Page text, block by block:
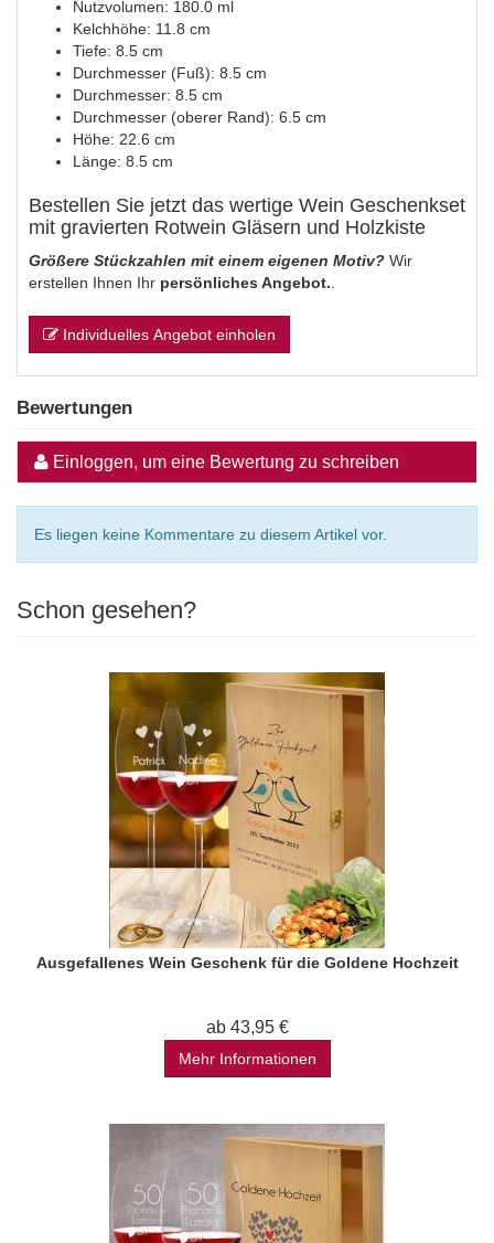
Nutzvolumen: 180.0 ml
Kelchhöhe: 11.8 cm
Tiefe: 8.5 cm
Durchmesser (Fuß): 8.5 cm
Durchmesser: 8.5 cm
Durchmesser (oberer Rand): 6.5 cm
Höhe: 22.6 cm
Länge: 8.5 cm
Bestellen Sie jetzt das wertige Wein Geschenkset
mit gravierten Rotwein Gläsern und Holzkiste
Größere Stückzahlen mit einem eigenen Motiv? Wir
erstellen Ihnen Ihr persönliches Angebot.
Individuelles Angebot einholen
Bewertungen
Einloggen, um eine Bewertung zu schreiben
Es liegen keine Kommentare zu diesem Artikel vor.
Schon gesehen?
Ausgefallenes Wein Geschenk für die Goldene Hochzeit
ab 43,95 €
Mehr Informationen